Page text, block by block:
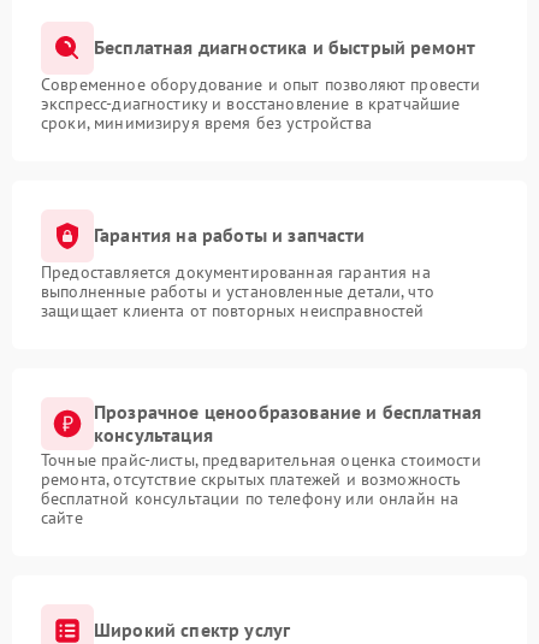
Бесплатная диагностика и быстрый ремонт
Современное оборудование и опыт позволяют провести
экспресс-диагностику и восстановление в кратчайшие
сроки, минимизируя время без устройства
Гарантия на работы и запчасти
Предоставляется документированная гарантия на
выполненные работы и установленные детали, что
защищает клиента от повторных неисправностей
Прозрачное ценообразование и бесплатная
консультация
Точные прайс-листы, предварительная оценка стоимости
ремонта, отсутствие скрытых платежей и возможность
бесплатной консультации по телефону или онлайн на
сайте
Широкий спектр услуг